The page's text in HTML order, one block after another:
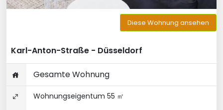
Diese Wohnung ansehen
Karl-Anton-Straße - Düsseldorf
Gesamte Wohnung
Wohnungseigentum 55 ㎡